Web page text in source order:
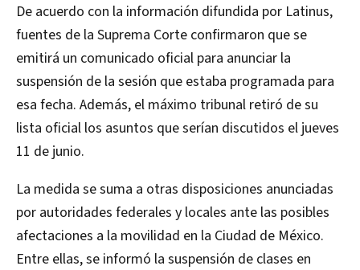
De acuerdo con la información difundida por Latinus,
fuentes de la Suprema Corte confirmaron que se
emitirá un comunicado oficial para anunciar la
suspensión de la sesión que estaba programada para
esa fecha. Además, el máximo tribunal retiró de su
lista oficial los asuntos que serían discutidos el jueves
11 de junio.
La medida se suma a otras disposiciones anunciadas
por autoridades federales y locales ante las posibles
afectaciones a la movilidad en la Ciudad de México.
Entre ellas, se informó la suspensión de clases en